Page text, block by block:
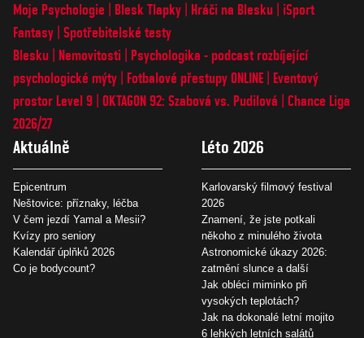
Moje Psychologie Blesk Tlapky Hráči na Blesku
iSport
Fantasy Spotřebitelské testy
Blesku
Nemovitosti
Psychologika - podcast rozbíjející
psychologické mýty
Fotbalové přestupy ONLINE
Eventový
prostor Level 9 OKTAGON 92: Szabová vs. Pudilová
Chance Liga
2026/27
Aktuálně
Epicentrum
Neštovice: příznaky, léčba
V čem jezdí Yamal a Mesii?
Kvízy pro seniory
Kalendář úplňků 2026
Co je bodycount?
Léto 2026
Karlovarský filmový festival
2026
Znamení, že jste potkali
někoho z minulého života
Astronomické úkazy 2026:
zatmění slunce a další
Jak obléci miminko při
vysokých teplotách?
Jak na dokonalé letní mojito
6 lehkých letních salátů